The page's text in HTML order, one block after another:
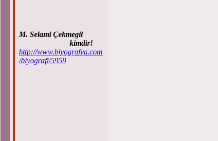
M. Selami Çekmegil
kimdir!
http://www.biyografya.com
/biyografi/5959